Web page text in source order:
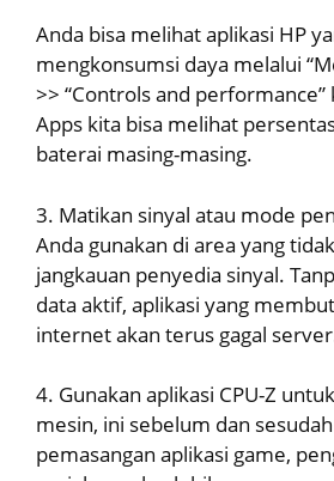
Anda bisa melihat aplikasi HP
mengkonsumsi daya melalui
>> “Controls and
Apps kita bisa melihat
baterai masing-masing.
3. Matikan sinyal atau mode
Anda gunakan di area yang
jangkauan penyedia sinyal.
data aktif, aplikasi yang
internet akan terus gagal
4. Gunakan aplikasi CPU-Z
mesin, ini sebelum dan
pemasangan aplikasi game,